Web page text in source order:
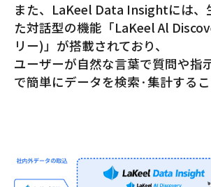
また、LaKeel Data Insightには、
た対話型の機能「LaKeel Al
リー)」が搭載されており、
ユーザーが自然な言葉で質問や指
で簡単にデータを検索·集計するこ